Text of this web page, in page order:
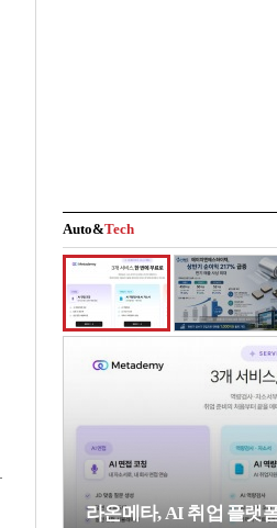
Auto&Tech
라온메타, AI 취업 플랫